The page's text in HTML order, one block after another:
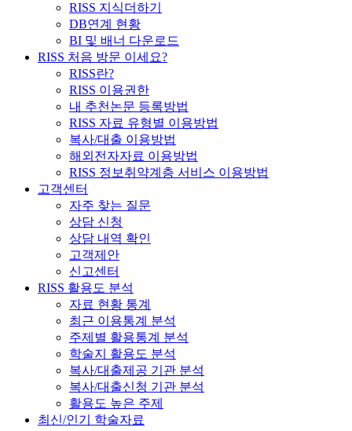
RISS 지식더하기
DB연계 현황
BI 및 배너 다운로드
RISS 처음 방문 이세요?
RISS란?
RISS 이용권한
내 추천논문 등록방법
RISS 자료 유형별 이용방법
복사/대출 이용방법
해외전자자료 이용방법
RISS 정보취약계층 서비스 이용방법
고객센터
자주 찾는 질문
상담 신청
상담 내역 확인
고객제안
신고센터
RISS 활용도 분석
자료 현황 통계
최근 이용통계 분석
주제별 활용통계 분석
학술지 활용도 분석
복사/대출제공 기관 분석
복사/대출신청 기관 분석
활용도 높은 주제
최신/인기 학술자료